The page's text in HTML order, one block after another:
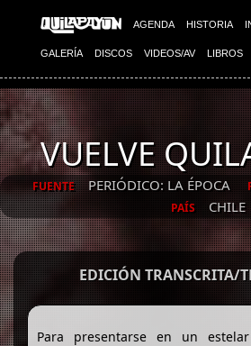
AGENDA HISTORIA
GALERÍA DISCOS VIDEOS/AV LIBROS
VUELVE
FUENTE PERIÓDICO: LA ÉPOCA
PAÍS CHILE
EDICIÓN TRANSCRITA/
Para presentarse en un